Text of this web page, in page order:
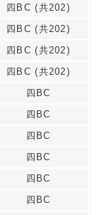
四BC (共202)
四BC (共202)
四BC (共202)
四BC (共202)
四BC
四BC
四BC
四BC
四BC
四BC